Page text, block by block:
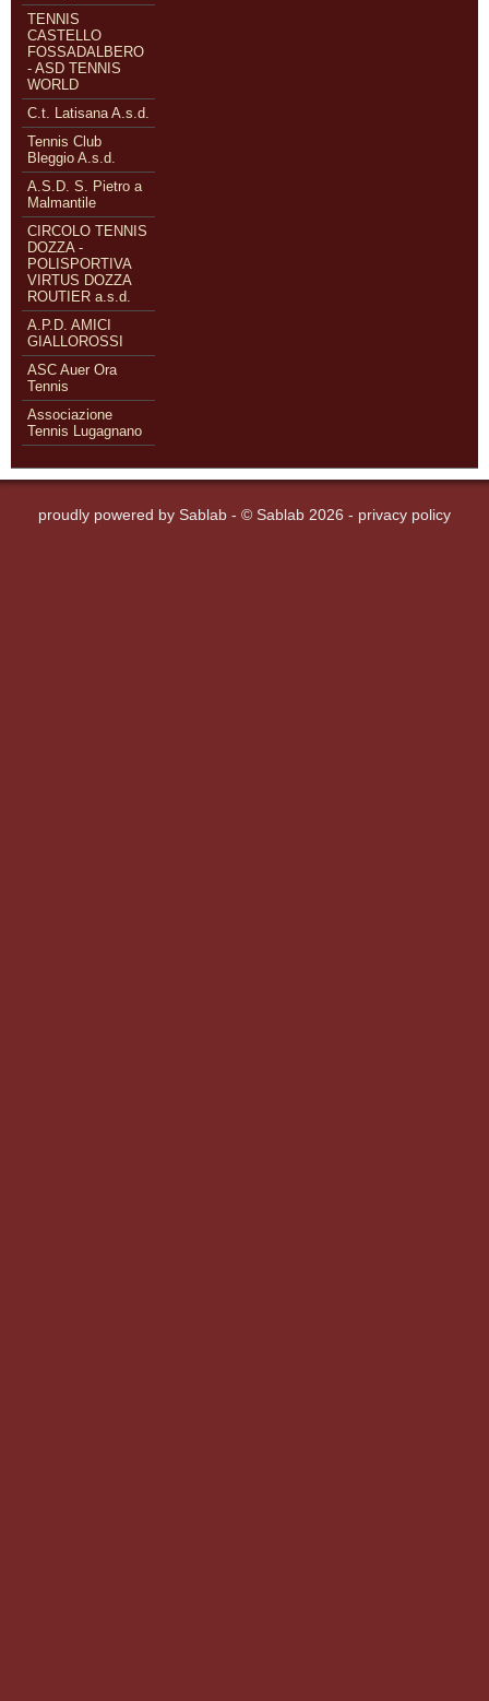
TENNIS
CASTELLO
FOSSADALBERO
- ASD TENNIS
WORLD
C.t. Latisana A.s.d.
Tennis Club
Bleggio A.s.d.
A.S.D. S. Pietro a
Malmantile
CIRCOLO TENNIS
DOZZA -
POLISPORTIVA
VIRTUS DOZZA
ROUTIER a.s.d.
A.P.D. AMICI
GIALLOROSSI
ASC Auer Ora
Tennis
Associazione
Tennis Lugagnano
proudly powered by Sablab - © Sablab 2026 - privacy policy